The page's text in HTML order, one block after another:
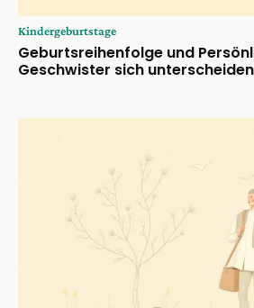
Kindergeburtstage
Geburtsreihenfolge und
Geschwister sich unterscheiden